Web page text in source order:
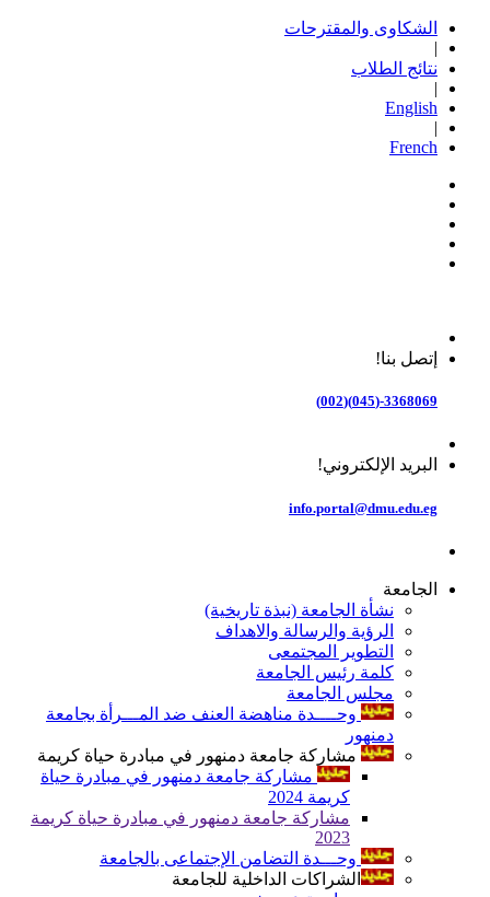
الشكاوى والمقترحات
|
نتائج الطلاب
|
English
|
French
إتصل بنا!
3368069-(045)(002)
البريد الإلكتروني!
info.portal@dmu.edu.eg
الجامعة
نشأة الجامعة (نبذة تاريخية)
الرؤية والرسالة والاهداف
التطوير المجتمعى
كلمة رئيس الجامعة
مجلس الجامعة
وحــــدة مناهضة العنف ضد المـــرأة بجامعة
دمنهور
مشاركة جامعة دمنهور في مبادرة حياة كريمة
مشاركة جامعة دمنهور في مبادرة حياة
كريمة 2024
مشاركة جامعة دمنهور في مبادرة حياة كريمة
2023
وحـــدة التضامن الإجتماعى بالجامعة
الشراكات الداخلية للجامعة